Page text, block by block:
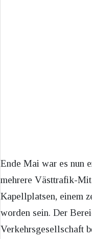
Ende Mai war es nun
mehrere Västtrafik-
Kapellplatsen, einem
worden sein. Der
Verkehrsgesellschaft